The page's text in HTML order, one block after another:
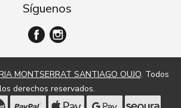
Síguenos
MONTSERRAT SANTIAGO OUJO. Todos
los derechos reservados.